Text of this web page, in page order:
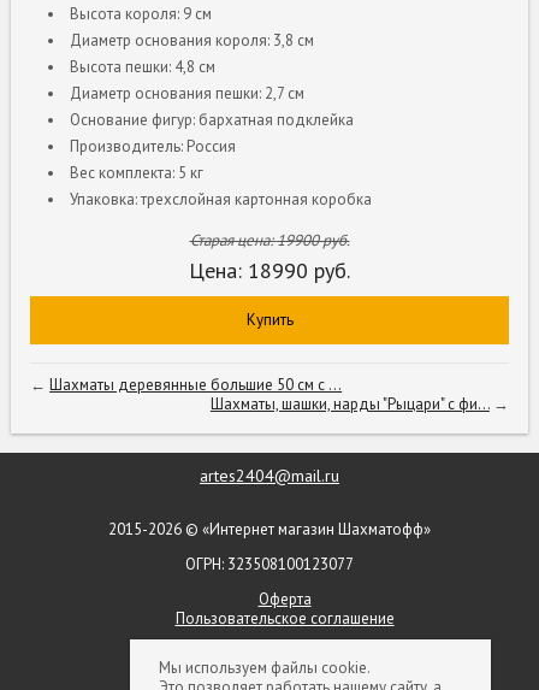
Высота короля: 9 см
Диаметр основания короля: 3,8 см
Высота пешки: 4,8 см
Диаметр основания пешки: 2,7 см
Основание фигур: бархатная подклейка
Производитель: Россия
Вес комплекта: 5 кг
Упаковка: трехслойная картонная коробка
Старая цена:19900руб.
Цена: 18990 руб.
Купить
←Шахматы деревянные большие 50 см с ...
Шахматы, шашки, нарды "Рыцари" с фи...→
artes2404@mail.ru
2015-2026 © «Интернет магазин Шахматофф»
ОГРН: 323508100123077
Оферта
Пользовательское соглашение
+ 7 (903) 552-09-79
Мы используем файлы cookie.